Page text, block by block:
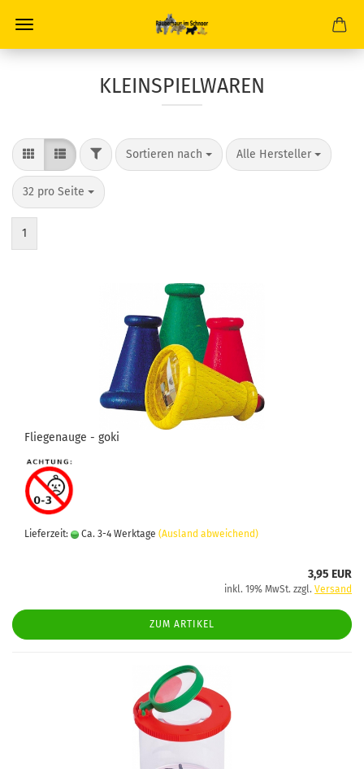
KLEINSPIELWAREN
FILTERSortieren nach
Sortieren nach Alle Hersteller
pro Seite
32 pro Seite
pro Seite
1
Fliegenauge - goki
Lieferzeit: Ca. 3-4 Werktage (Ausland abweichend)
3,95 EUR
inkl. 19% MwSt. zzgl. Versand
ZUM ARTIKEL